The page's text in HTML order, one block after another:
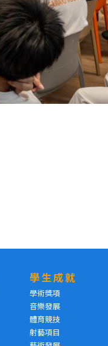
學生成就
學術獎項
音樂發展
體育競技
射藝項目